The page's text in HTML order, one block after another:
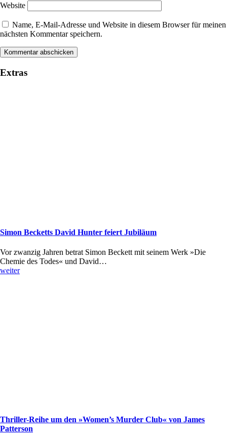
Website
Name, E-Mail-Adresse und Website in diesem Browser für meinen
nächsten Kommentar speichern.
Extras
Simon Becketts David Hunter feiert Jubiläum
Vor zwanzig Jahren betrat Simon Beckett mit seinem Werk »Die
Chemie des Todes« und David…
weiter
Thriller-Reihe um den »Women’s Murder Club« von James
Patterson